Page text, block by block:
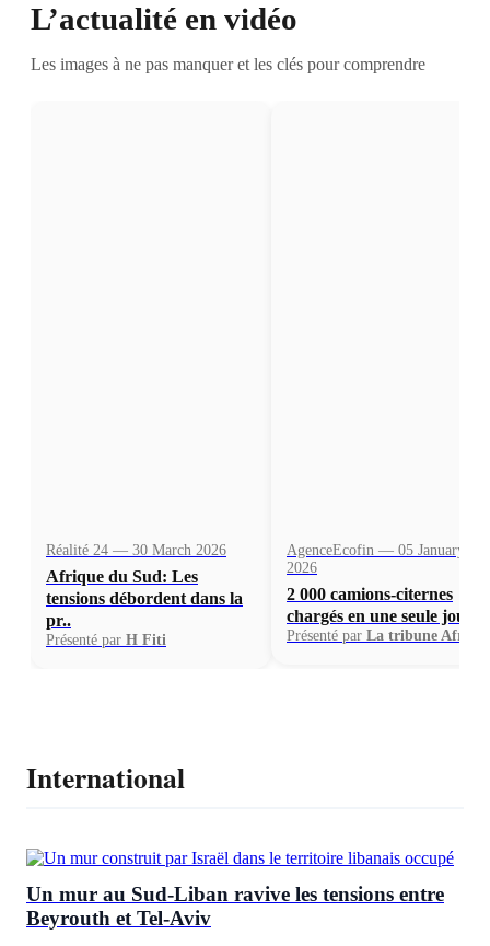
L’actualité en vidéo
Les images à ne pas manquer et les clés pour comprendre
Réalité 24 — 30 March 2026
Afrique du Sud: Les
tensions débordent dans la
pr..
Présenté par H Fiti
AgenceEcofin — 05 January
2026
2 000 camions-citernes
chargés en une seule
Présenté par La tribune
International
Un mur au Sud-Liban ravive les tensions entre
Beyrouth et Tel-Aviv